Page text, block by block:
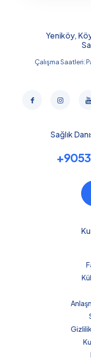
Yeniköy,
Çalışma Saatleri:
Sağlık